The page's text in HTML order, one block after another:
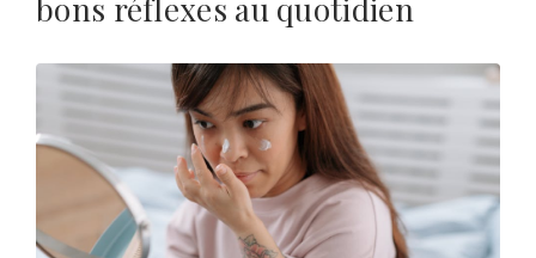
bons réflexes au quotidien